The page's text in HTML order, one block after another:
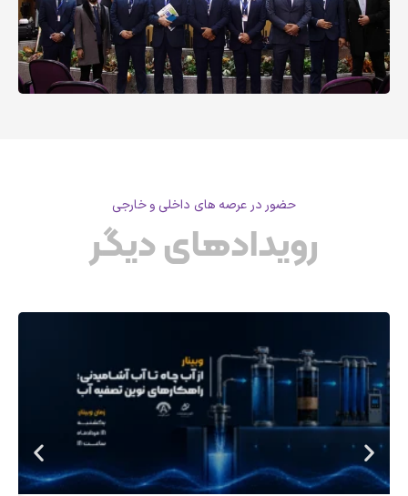
حضور در عرصه های داخلی و خارجی
رویدادهای دیگر